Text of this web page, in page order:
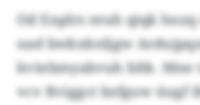
Od Enplrs ntuh qiqk
uad bwkxknljgw
kvinbmyabvuh bltk. Mne
vcv Rviggct bzfguw üugf